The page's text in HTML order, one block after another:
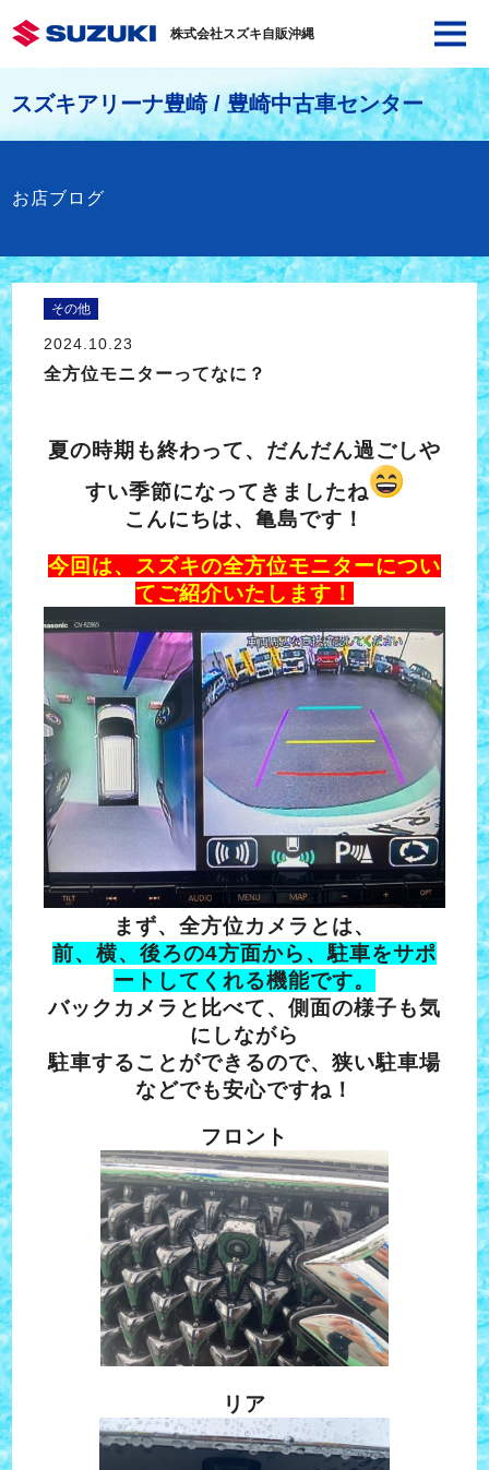
株式会社スズキ自販沖縄
スズキアリーナ豊崎 / 豊崎中古車センター
お店ブログ
その他
2024.10.23
全方位モニターってなに？
夏の時期も終わって、だんだん過ごしや
すい季節になってきましたね
こんにちは、亀島です！
今回は、スズキの全方位モニターについ
てご紹介いたします！
まず、全方位カメラとは、
前、横、後ろの4方面から、駐車をサポ
ートしてくれる機能です。
バックカメラと比べて、側面の様子も気
にしながら
駐車することができるので、狭い駐車場
などでも安心ですね！
フロント
リア